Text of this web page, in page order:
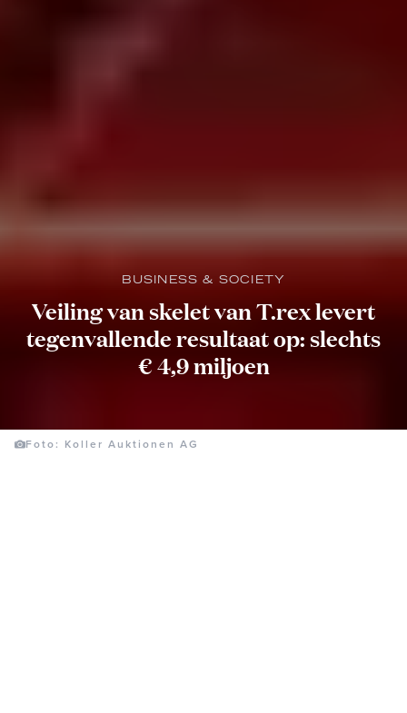
BUSINESS & SOCIETY
Veiling van skelet van T.rex levert
tegenvallende resultaat op: slechts
€ 4,9 miljoen
Foto: Koller Auktionen AG